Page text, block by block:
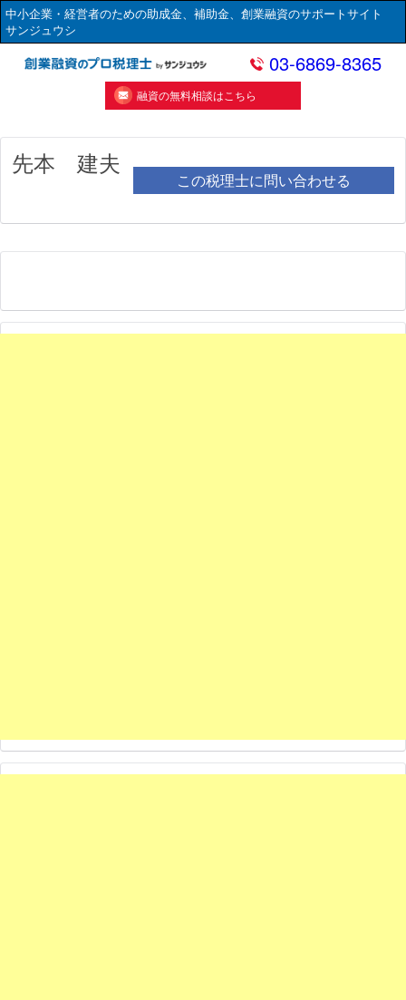
中小企業・経営者のための助成金、補助金、創業融資のサポートサイト
サンジュウシ
03-6869-8365
融資の無料相談はこちら
先本 建夫
この税理士に問い合わせる